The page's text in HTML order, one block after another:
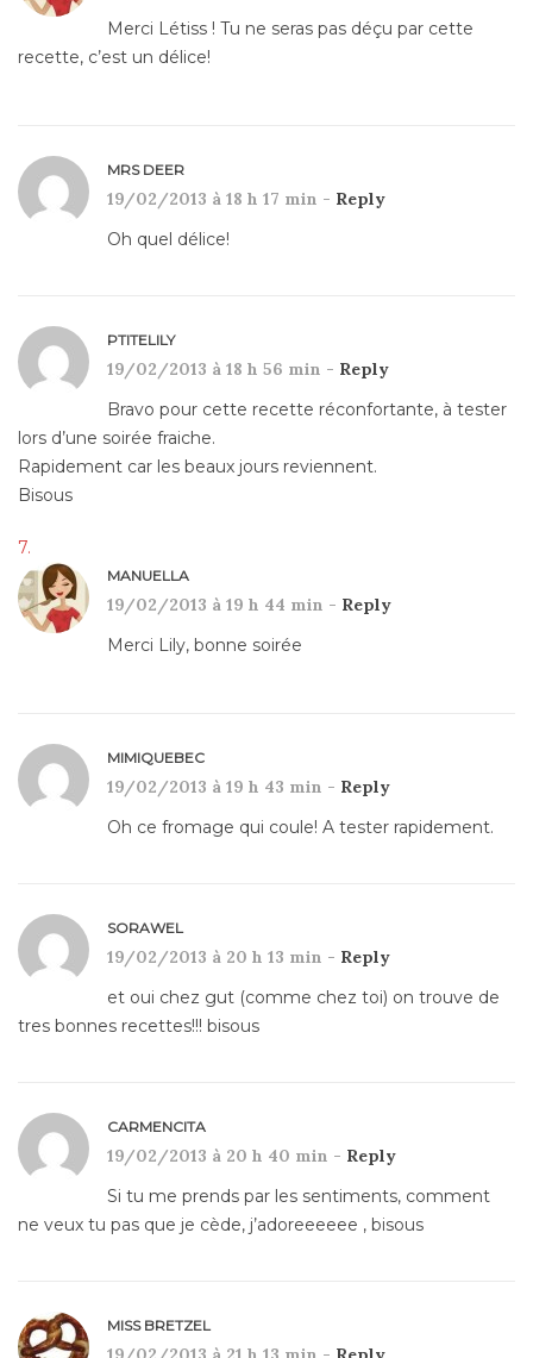
Merci Létiss ! Tu ne seras pas déçu par cette
recette, c’est un délice!
MRS DEER
19/02/2013 à 18 h 17 min - Reply
Oh quel délice!
PTITELILY
19/02/2013 à 18 h 56 min - Reply
Bravo pour cette recette réconfortante, à tester
lors d’une soirée fraiche.
Rapidement car les beaux jours reviennent.
Bisous
MANUELLA
19/02/2013 à 19 h 44 min - Reply
Merci Lily, bonne soirée
MIMIQUEBEC
19/02/2013 à 19 h 43 min - Reply
Oh ce fromage qui coule! A tester rapidement.
SORAWEL
19/02/2013 à 20 h 13 min - Reply
et oui chez gut (comme chez toi) on trouve de
tres bonnes recettes!!! bisous
CARMENCITA
19/02/2013 à 20 h 40 min - Reply
Si tu me prends par les sentiments, comment
ne veux tu pas que je cède, j’adoreeeeee , bisous
MISS BRETZEL